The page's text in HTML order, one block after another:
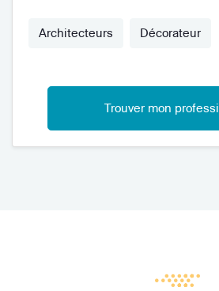
Architecteurs Décorateur
Trouver mon